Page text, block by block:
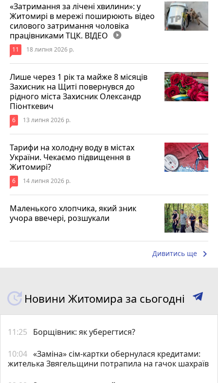
«Затримання за лічені хвилини»: у
Житомирі в мережі поширюють відео
силового затримання чоловіка
працівниками ТЦК. ВІДЕО play_circle_filled
11 18 липня 2026 р.
Лише через 1 рік та майже 8 місяців
Захисник на Щиті повернувся до
рідного міста Захисник Олександр
Піонткевич
6 13 липня 2026 р.
Тарифи на холодну воду в містах
України. Чекаємо підвищення в
Житомирі?
6 14 липня 2026 р.
Маленького хлопчика, який зник
учора ввечері, розшукали
Дивитись ще keyboard_arrow_right
Новини Житомира за сьогодні
11:25 Борщівник: як уберегтися?
10:04 «Заміна» сім-картки обернулася кредитами:
жителька Звягельщини потрапила на гачок шахраїв